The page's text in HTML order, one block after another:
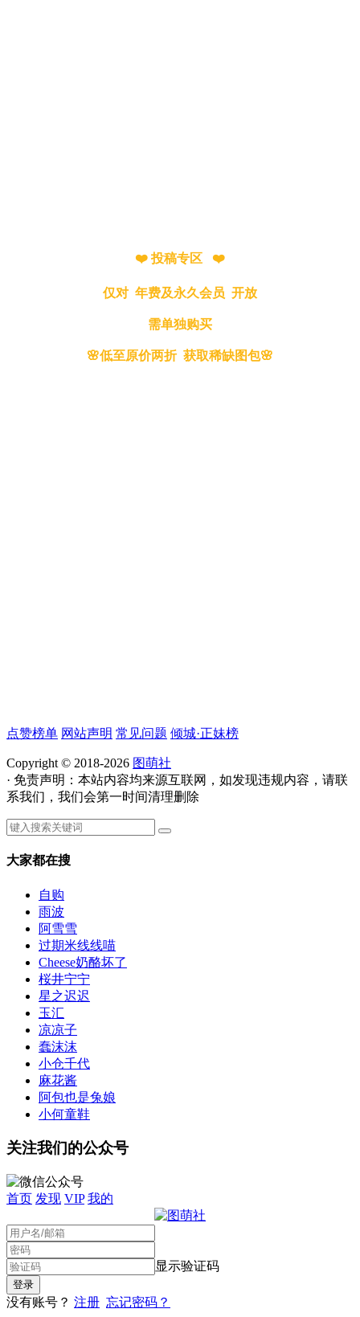
❤️ 投稿专区 ❤️
仅对 年费及永久会员 开放
需单独购买
🌸低至原价两折 获取稀缺图包🌸
点赞榜单 网站声明 常见问题 倾城·正妹榜
Copyright © 2018-2026 图萌社
· 免责声明：本站内容均来源互联网，如发现违规内容，请联
系我们，我们会第一时间清理删除
大家都在搜
自购
雨波
阿雪雪
过期米线线喵
Cheese奶酪坏了
桜井宁宁
星之迟迟
玉汇
凉凉子
蠢沫沫
小仓千代
麻花酱
阿包也是兔娘
小何童鞋
关注我们的公众号
首页 发现 VIP 我的
显示验证码
没有账号？ 注册 忘记密码？